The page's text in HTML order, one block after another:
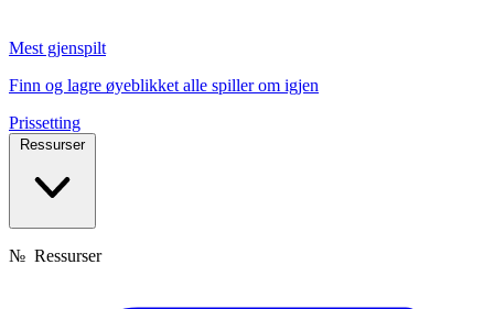
Mest gjenspilt
Finn og lagre øyeblikket alle spiller om igjen
Prissetting
Ressurser
№ Ressurser